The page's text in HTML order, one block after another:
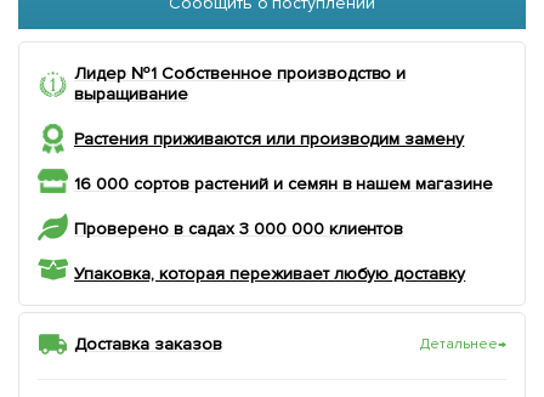
Лидер №1 Собственное производство и
выращивание
Растения приживаются или производим замену
16 000 сортов растений и семян в нашем магазине
Проверено в садах 3 000 000 клиентов
Упаковка, которая переживает любую доставку
Доставка заказов Детальнее→